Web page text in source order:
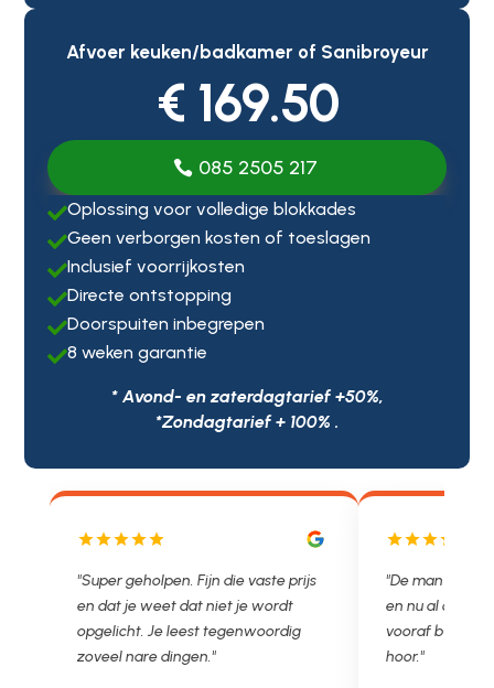
Afvoer keuken/badkamer of Sanibroyeur
€ 169.50
085 2505 217
Oplossing voor volledige blokkades
Geen verborgen kosten of toeslagen
Inclusief voorrijkosten
Directe ontstopping
Doorspuiten inbegrepen
8 weken garantie
* Avond- en zaterdagtarief +50%,
*Zondagtarief + 100% .
"De man rijden net weg. 11.00 gebeld
en nu al opgelost voor een vast en
vooraf besproken tarief. Lekker
hoor."
"Wat een
met een
je niet zo